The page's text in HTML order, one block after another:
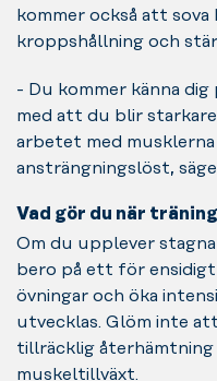
kommer också att
kroppshållning och
- Du kommer känna
med att du blir
arbetet med musklerna
ansträngningslöst,
Vad gör du när
Om du upplever
bero på ett för ensidigt
övningar och öka
utvecklas. Glöm inte
tillräcklig återhämtning
muskeltillväxt.